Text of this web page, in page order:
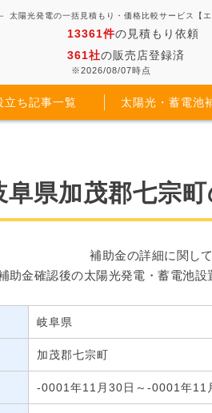
太陽光発電の一括見積もり・価格比較サービス【エ
13361件の見積もり依頼
361社の販売店登録済
※2026/08/07時点
立ち記事一覧 太陽光・蓄電池
阜県加茂郡七宗
補助金の詳細に関し
助金確認後の太陽光発電・蓄電池設
岐阜県
加茂郡七宗町
-0001年11月30日～-0001年11